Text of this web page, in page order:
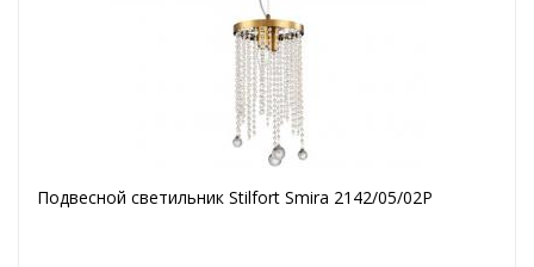
Подвесной светильник Stilfort Smira 2142/05/02P